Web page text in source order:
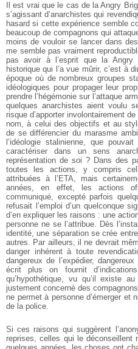
Il est vrai que le cas de la Angry
s’agissant d’anarchistes qui
hasard si cette expérience semble
beaucoup de compagnons qui
moins de vouloir se lancer dans
me semble pas vraiment
pas avoir à l’esprit que la Angry
historique qui l’a vue mûrir, c’est ­à­
époque où de nombreux groupes
idéologiques pour propager leur
prendre l’hégémonie sur l’attaque
quelques anarchistes aient voulu
risque d’apporter involontairement
nom, à celui des objectifs et au
de se différencier du marasme
l’idéologie stalinienne, que
caractériser dans un sens
représentation de soi ? Dans des
toutes les actions, y compris
attribuées à l’ETA, mais
années, en effet, les actions
communiqué, excepté parfois
refusait l’emploi d’un quelconque
d’en expliquer les raisons : une
personne ne se l’attribue. Dès
identité, une séparation se crée
autres. Par ailleurs, il ne devrait
danger inhérent à toute
dangereux de l’expédier,
écrit plus on fournit
qu’hypothétique, vu qu’il existe
justement concerné des
ne permet à personne d’émerger
de la police.
Si ces raisons qui suggèrent
reprises, celles qui le déconseillent